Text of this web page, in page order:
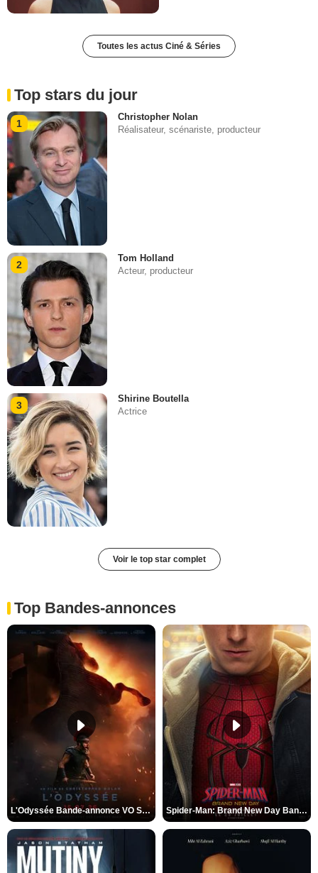
Toutes les actus Ciné & Séries
Top stars du jour
1
Christopher Nolan
Réalisateur, scénariste, producteur
2
Tom Holland
Acteur, producteur
3
Shirine Boutella
Actrice
Voir le top star complet
Top Bandes-annonces
L'Odyssée Bande-annonce VO STFR Spider-Man: Brand New Day Bande-annonce VO STFR